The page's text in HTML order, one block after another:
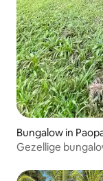
Bungalow in
Gezellige